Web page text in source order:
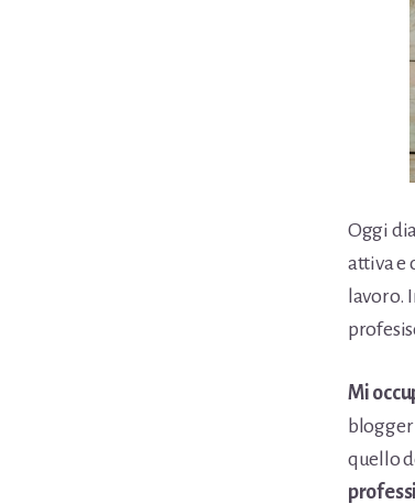
Oggi
attiva e
lavoro.
Mi
quello